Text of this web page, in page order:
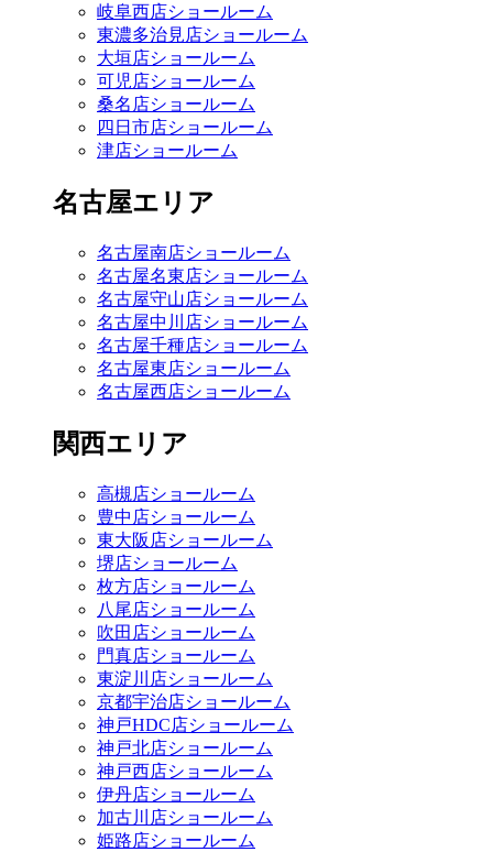
岐阜西店ショールーム
東濃多治見店ショールーム
大垣店ショールーム
可児店ショールーム
桑名店ショールーム
四日市店ショールーム
津店ショールーム
名古屋エリア
名古屋南店ショールーム
名古屋名東店ショールーム
名古屋守山店ショールーム
名古屋中川店ショールーム
名古屋千種店ショールーム
名古屋東店ショールーム
名古屋西店ショールーム
関西エリア
高槻店ショールーム
豊中店ショールーム
東大阪店ショールーム
堺店ショールーム
枚方店ショールーム
八尾店ショールーム
吹田店ショールーム
門真店ショールーム
東淀川店ショールーム
京都宇治店ショールーム
神戸HDC店ショールーム
神戸北店ショールーム
神戸西店ショールーム
伊丹店ショールーム
加古川店ショールーム
姫路店ショールーム